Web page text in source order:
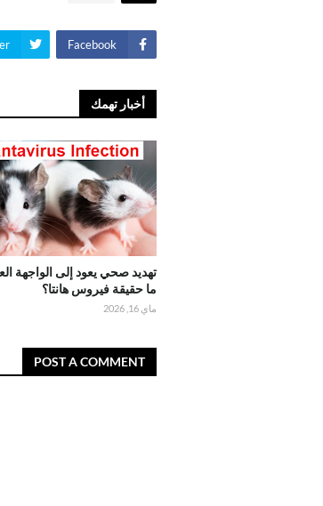
Facebook
أخبار تهمك
تهديد صحي يعود إلى الواجهة
ما حقيقة فيروس هانتا؟
ماي 16, 2026
POST A COMMENT